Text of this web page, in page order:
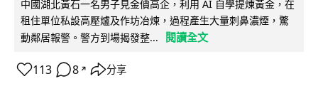
中國湖北黃石一名男子見金價高企，利用 AI 自學提煉黃金，在
租住單位私設高壓爐及作坊冶煉，過程產生大量刺鼻濃煙，驚
動鄰居報警。警方到場揭發整...
閱讀全文
113 8 ↗ 分享